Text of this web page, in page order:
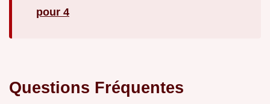
pour 4
Questions Fréquentes